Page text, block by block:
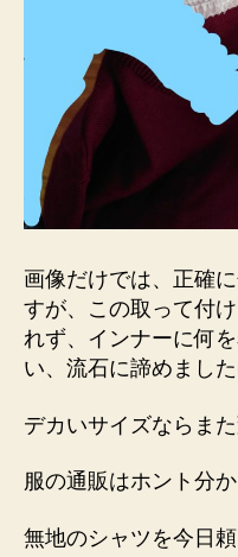
画像だけでは、正確
すが、この取って付
れず、インナーに何
い、流石に諦めまし
デカいサイズならま
服の通販はホント分
無地のシャツを今日